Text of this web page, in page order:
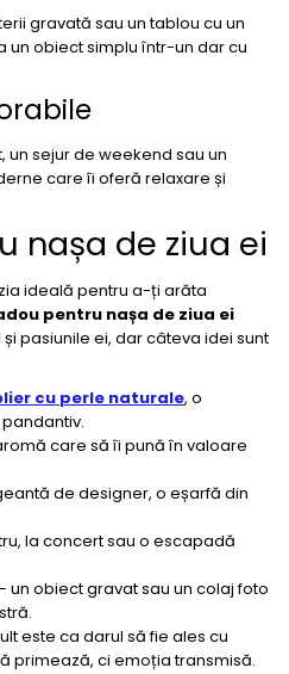
gravată sau un tablou cu un
obiect simplu într-un dar cu
un sejur de weekend sau un
care îi oferă relaxare și
nașa de ziua ei
ideală pentru a-ți arăta
pentru nașa de ziua ei
pasiunile ei, dar câteva idei sunt
cu perle naturale, o
care să îi pună în valoare
de designer, o eșarfă din
la concert sau o escapadă
un obiect gravat sau un colaj foto
este ca darul să fie ales cu
primează, ci emoția transmisă.